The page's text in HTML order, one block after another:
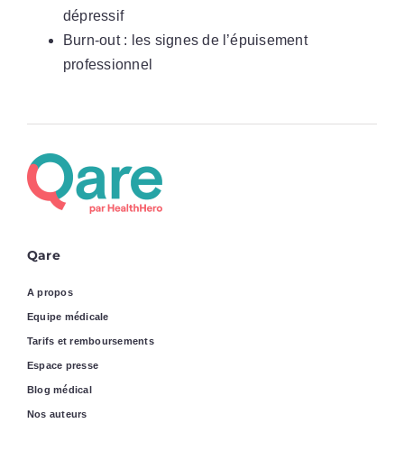
dépressif
Burn-out : les signes de l’épuisement
professionnel
Qare
A propos
Equipe médicale
Tarifs et remboursements
Espace presse
Blog médical
Nos auteurs